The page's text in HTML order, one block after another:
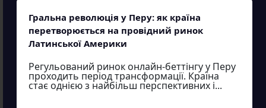
Гральна революція у Перу: як країна
перетворюється на провідний ринок
Латинської Америки
Регульований ринок онлайн-беттінгу у Перу
проходить період трансформації. Країна
стає однією з найбільш перспективних і...